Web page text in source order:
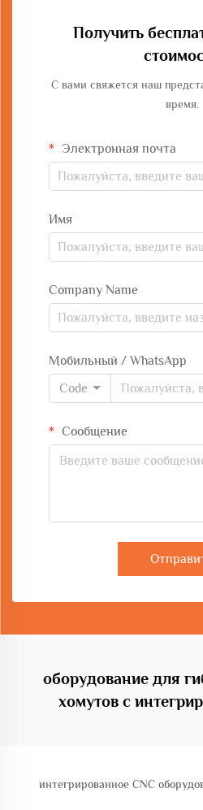
Получить
С вами свяжется наш
время.
Электронная почта
Имя
Company Name
Мобильный / WhatsApp
Code
Сообщение
оборудование для
хомутов с
интегрированное CNC